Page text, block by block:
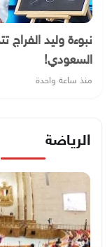
نبوءة وليد
السعودي!
منذ ساعة واحدة
الرياضة